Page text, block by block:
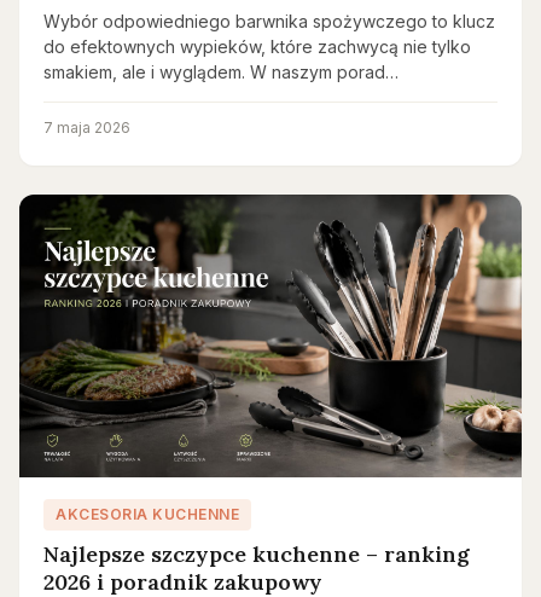
Wybór odpowiedniego barwnika spożywczego to klucz
do efektownych wypieków, które zachwycą nie tylko
smakiem, ale i wyglądem. W naszym porad…
7 maja 2026
AKCESORIA KUCHENNE
Najlepsze szczypce kuchenne – ranking
2026 i poradnik zakupowy